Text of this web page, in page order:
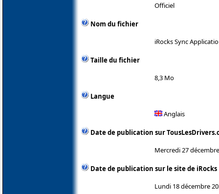
Officiel
Nom du fichier
iRocks Sync
Taille du fichier
8,3 Mo
Langue
Anglais
Date de publication sur
Mercredi 27
Date de publication sur le site de iRocks
Lundi 18 décembre